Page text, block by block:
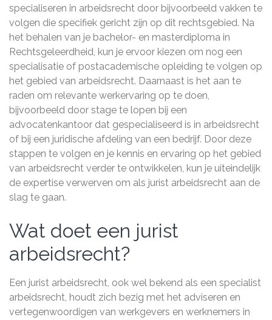
specialiseren in arbeidsrecht door bijvoorbeeld vakken te
volgen die specifiek gericht zijn op dit rechtsgebied. Na
het behalen van je bachelor- en masterdiploma in
Rechtsgeleerdheid, kun je ervoor kiezen om nog een
specialisatie of postacademische opleiding te volgen op
het gebied van arbeidsrecht. Daarnaast is het aan te
raden om relevante werkervaring op te doen,
bijvoorbeeld door stage te lopen bij een
advocatenkantoor dat gespecialiseerd is in arbeidsrecht
of bij een juridische afdeling van een bedrijf. Door deze
stappen te volgen en je kennis en ervaring op het gebied
van arbeidsrecht verder te ontwikkelen, kun je uiteindelijk
de expertise verwerven om als jurist arbeidsrecht aan de
slag te gaan.
Wat doet een jurist
arbeidsrecht?
Een jurist arbeidsrecht, ook wel bekend als een specialist
arbeidsrecht, houdt zich bezig met het adviseren en
vertegenwoordigen van werkgevers en werknemers in